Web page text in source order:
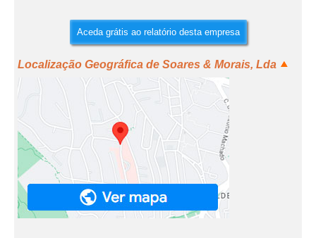
Aceda grátis ao relatório desta empresa
Localização Geográfica de Soares & Morais, Lda